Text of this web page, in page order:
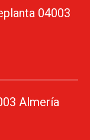
04003
Almería